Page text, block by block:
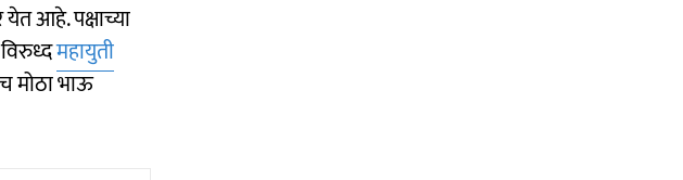
आहे. पक्षाच्या
महायुती
मोठा भाऊ